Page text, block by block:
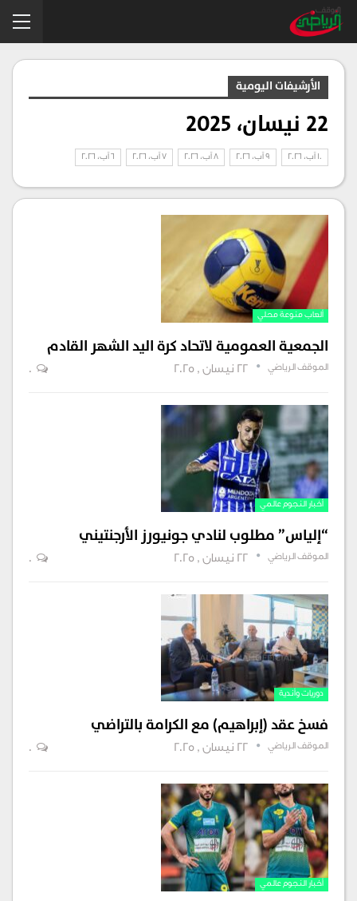
الأرشيفات اليومية
22 نيسان، 2025
ألعاب منوعة محلي
الجمعية العمومية لاتحاد كرة اليد الشهر القادم
الموقف الرياضي 22 نيسان , 2025 0
أخبار النجوم عالمي
“إلياس” مطلوب لنادي جونيورز الأرجنتيني
الموقف الرياضي 22 نيسان , 2025 0
دوريات وأندية
فسخ عقد (إبراهيم) مع الكرامة بالتراضي
الموقف الرياضي 22 نيسان , 2025 0
أخبار النجوم عالمي